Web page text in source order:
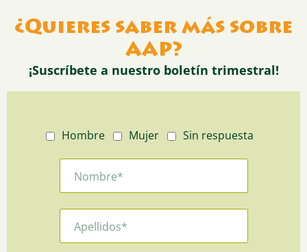
¿Quieres saber más sobre
AAP?
¡Suscríbete a nuestro boletín trimestral!
Hombre Mujer Sin respuesta